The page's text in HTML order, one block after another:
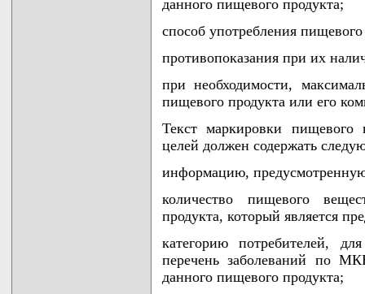
данного пищевого продукта;
способ употребления
противопоказания при их
при необходимости,
пищевого продукта или его
Текст маркировки пищевого
целей должен содержать
информацию,
количество пищевого
продукта, который является
категорию потребителей,
перечень заболеваний по
данного пищевого продукта;